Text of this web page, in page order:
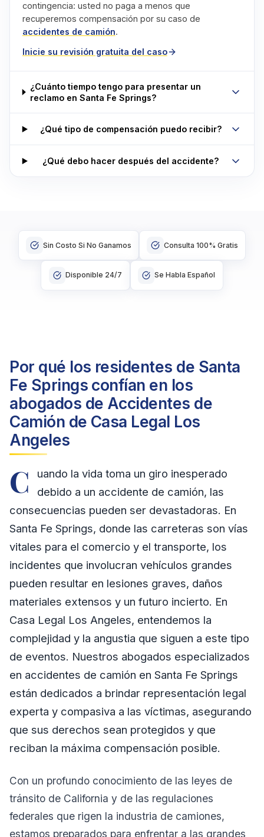
contingencia: usted no paga a menos que
recuperemos compensación por su caso de
accidentes de camión.
Inicie su revisión gratuita del caso
¿Cuánto tiempo tengo para presentar un
reclamo en Santa Fe Springs?
¿Qué tipo de compensación puedo recibir?
¿Qué debo hacer después del accidente?
Sin Costo Si No Ganamos Consulta 100% Gratis
Disponible 24/7 Se Habla Español
Por qué los residentes de Santa
Fe Springs confían en los
abogados de Accidentes de
Camión de Casa Legal Los
Angeles
C
uando la vida toma un giro inesperado
debido a un accidente de camión, las
consecuencias pueden ser devastadoras. En
Santa Fe Springs, donde las carreteras son vías
vitales para el comercio y el transporte, los
incidentes que involucran vehículos grandes
pueden resultar en lesiones graves, daños
materiales extensos y un futuro incierto. En
Casa Legal Los Angeles, entendemos la
complejidad y la angustia que siguen a este tipo
de eventos. Nuestros abogados especializados
en accidentes de camión en Santa Fe Springs
están dedicados a brindar representación legal
experta y compasiva a las víctimas, asegurando
que sus derechos sean protegidos y que
reciban la máxima compensación posible.
Con un profundo conocimiento de las leyes de
tránsito de California y de las regulaciones
federales que rigen la industria de camiones,
estamos preparados para enfrentar a las grandes